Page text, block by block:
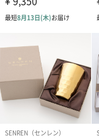
チタンと窒素の反応
色。
また剥離しにくいた
高級感のある貼箱
落ち着いたライトブラ